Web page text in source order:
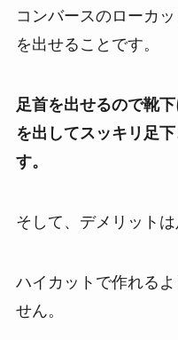
コンバースのローカ
を出せることです。
足首を出せるので靴
を出してスッキリ足
す。
そして、デメリット
ハイカットで作れる
せん。